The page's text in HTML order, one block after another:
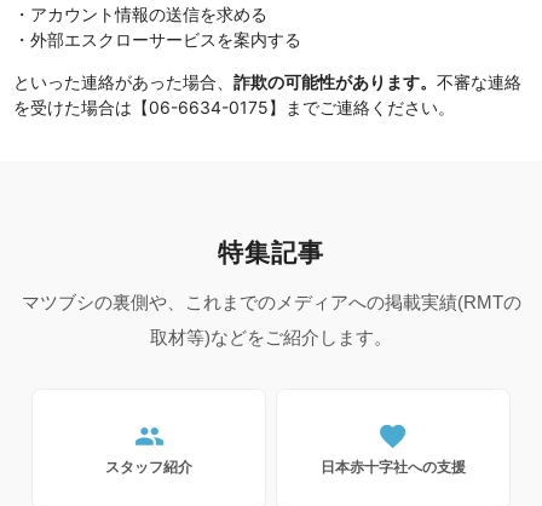
・アカウント情報の送信を求める
・外部エスクローサービスを案内する
といった連絡があった場合、 詐欺の可能性があります。 不審な連絡
を受けた場合は【06-6634-0175】までご連絡ください。
特集記事
マツブシの裏側や、これまでのメディアへの掲載実績(RMTの
取材等)などをご紹介します。
people
スタッフ紹介
favorite
日本赤十字社への支援